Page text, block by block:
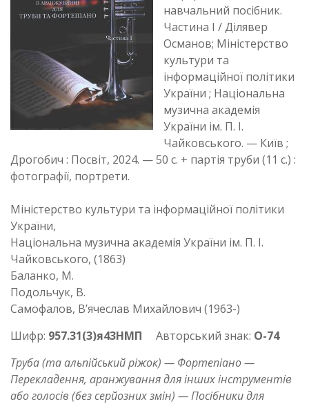
навчальний посібник.
Частина І / Ділявер
Османов; Міністерство
культури та
інформаційної політики
України ; Національна
музична академія
України ім. П. І.
Чайковського. — Київ ;
Дрогобич : Посвіт, 2024. — 50 с. + партія труби (11 с.) :
фотографії, портрети.
Міністерство культури та інформаційної політики
України,
Національна музична академія України ім. П. І.
Чайковського, (1863)
Баланко, М.
Подольчук, В.
Самофалов, В’ячеслав Михайлович (1963-)
Шифр: 957.31(3)я43НМП Авторський знак: О-74
Труба (та альпійський ріжок) — Фортепіано —
Перекладення, аранжування для інших інструментів
або голосів (без серйозних змін) — Посібники для